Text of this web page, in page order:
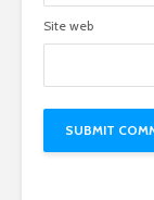
Site web